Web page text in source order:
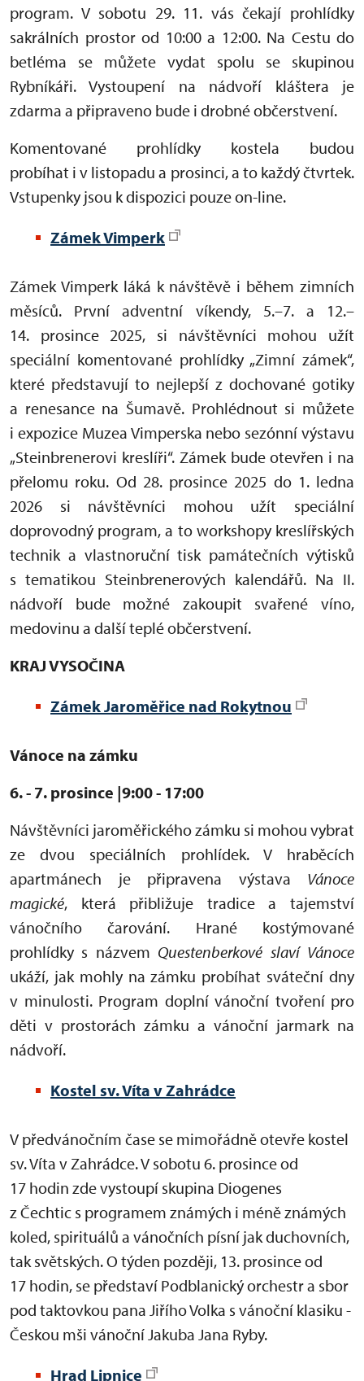
program. V sobotu 29. 11. vás čekají prohlídky
sakrálních prostor od 10:00 a 12:00. Na Cestu do
betléma se můžete vydat spolu se skupinou
Rybníkáři. Vystoupení na nádvoří kláštera je
zdarma a připraveno bude i drobné občerstvení.
Komentované prohlídky kostela budou
probíhat i v listopadu a prosinci, a to každý čtvrtek.
Vstupenky jsou k dispozici pouze on-line.
Zámek Vimperk
Zámek Vimperk láká k návštěvě i během zimních
měsíců. První adventní víkendy, 5.–7. a 12.–
14. prosince 2025, si návštěvníci mohou užít
speciální komentované prohlídky „Zimní zámek“,
které představují to nejlepší z dochované gotiky
a renesance na Šumavě. Prohlédnout si můžete
i expozice Muzea Vimperska nebo sezónní výstavu
„Steinbrenerovi kreslíři“. Zámek bude otevřen i na
přelomu roku. Od 28. prosince 2025 do 1. ledna
2026 si návštěvníci mohou užít speciální
doprovodný program, a to workshopy kreslířských
technik a vlastnoruční tisk památečních výtisků
s tematikou Steinbrenerových kalendářů. Na II.
nádvoří bude možné zakoupit svařené víno,
medovinu a další teplé občerstvení.
KRAJ VYSOČINA
Zámek Jaroměřice nad Rokytnou
Vánoce na zámku
6. - 7. prosince |9:00 - 17:00
Návštěvníci jaroměřického zámku si mohou vybrat
ze dvou speciálních prohlídek. V hraběcích
apartmánech je připravena výstava Vánoce
magické, která přibližuje tradice a tajemství
vánočního čarování. Hrané kostýmované
prohlídky s názvem Questenberkové slaví Vánoce
ukáží, jak mohly na zámku probíhat sváteční dny
v minulosti. Program doplní vánoční tvoření pro
děti v prostorách zámku a vánoční jarmark na
nádvoří.
Kostel sv. Víta v Zahrádce
V předvánočním čase se mimořádně otevře kostel
sv. Víta v Zahrádce. V sobotu 6. prosince od
17 hodin zde vystoupí skupina Diogenes
z Čechtic s programem známých i méně známých
koled, spirituálů a vánočních písní jak duchovních,
tak světských. O týden později, 13. prosince od
17 hodin, se představí Podblanický orchestr a sbor
pod taktovkou pana Jiřího Volka s vánoční klasiku -
Českou mši vánoční Jakuba Jana Ryby.
Hrad Lipnice